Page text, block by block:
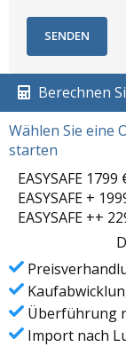
Berechnen
Wählen Sie eine
starten
EASYSAFE 1799
EASYSAFE +
EASYSAFE ++
Überführung
Import nach